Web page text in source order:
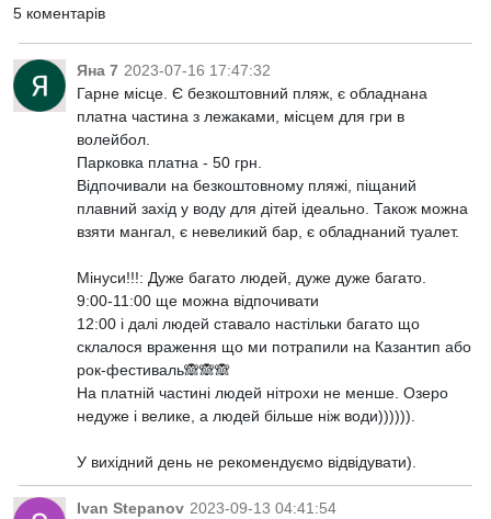
5 коментарів
Яна 7 2023-07-16 17:47:32
Гарне місце. Є безкоштовний пляж, є обладнана
платна частина з лежаками, місцем для гри в
волейбол.
Парковка платна - 50 грн.
Відпочивали на безкоштовному пляжі, піщаний
плавний захід у воду для дітей ідеально. Також можна
взяти мангал, є невеликий бар, є обладнаний туалет.
Мінуси!!!: Дуже багато людей, дуже дуже багато.
9:00-11:00 ще можна відпочивати
12:00 і далі людей ставало настільки багато що
склалося враження що ми потрапили на Казантип або
рок-фестиваль🙈🙈🙈
На платній частині людей нітрохи не менше. Озеро
недуже і велике, а людей більше ніж води)))))).
У вихідний день не рекомендуємо відвідувати).
Ivan Stepanov 2023-09-13 04:41:54